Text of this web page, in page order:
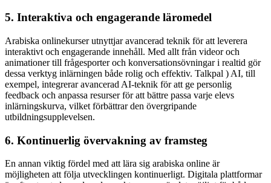
5. Interaktiva och engagerande läromedel
Arabiska onlinekurser utnyttjar avancerad teknik för att leverera
interaktivt och engagerande innehåll. Med allt från videor och
animationer till frågesporter och konversationsövningar i realtid gör
dessa verktyg inlärningen både rolig och effektiv. Talkpal ) AI, till
exempel, integrerar avancerad AI-teknik för att ge personlig
feedback och anpassa resurser för att bättre passa varje elevs
inlärningskurva, vilket förbättrar den övergripande
utbildningsupplevelsen.
6. Kontinuerlig övervakning av framsteg
En annan viktig fördel med att lära sig arabiska online är
möjligheten att följa utvecklingen kontinuerligt. Digitala plattformar